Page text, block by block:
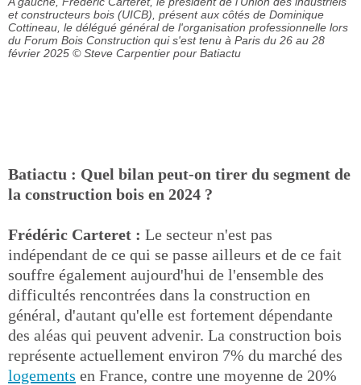
et constructeurs bois (UICB), présent aux côtés de Dominique
Cottineau, le délégué général de l'organisation professionnelle lors
du Forum Bois Construction qui s'est tenu à Paris du 26 au 28
février 2025 © Steve Carpentier pour Batiactu
Batiactu : Quel bilan peut-on tirer du segment de
la construction bois en 2024 ?
Frédéric Carteret : Le secteur n'est pas
indépendant de ce qui se passe ailleurs et de ce fait
souffre également aujourd'hui de l'ensemble des
difficultés rencontrées dans la construction en
général, d'autant qu'elle est fortement dépendante
des aléas qui peuvent advenir. La construction bois
représente actuellement environ 7% du marché des
logements en France, contre une moyenne de 20%